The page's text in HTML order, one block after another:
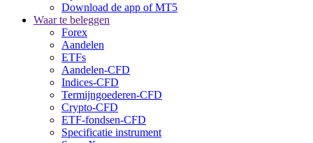
Download de app of MT5
Waar te beleggen
Forex
Aandelen
ETFs
Aandelen-CFD
Indices-CFD
Termijngoederen-CFD
Crypto-CFD
ETF-fondsen-CFD
Specificatie instrument